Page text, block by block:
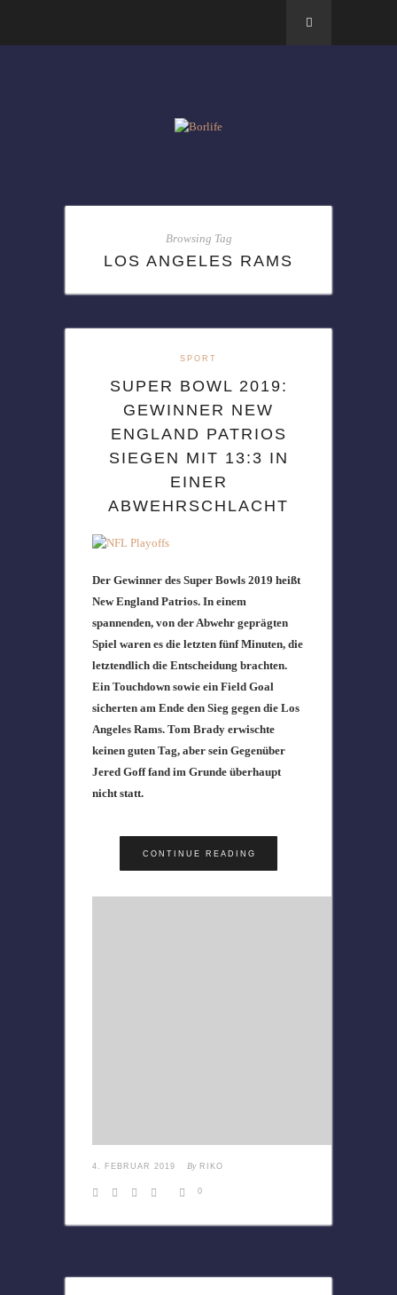
Browsing Tag
LOS ANGELES RAMS
SPORT
SUPER BOWL 2019:
GEWINNER NEW
ENGLAND PATRIOS
SIEGEN MIT 13:3 IN
EINER
ABWEHRSCHLACHT
Der Gewinner des Super Bowls 2019 heißt
New England Patrios. In einem
spannenden, von der Abwehr geprägten
Spiel waren es die letzten fünf Minuten, die
letztendlich die Entscheidung brachten.
Ein Touchdown sowie ein Field Goal
sicherten am Ende den Sieg gegen die Los
Angeles Rams. Tom Brady erwischte
keinen guten Tag, aber sein Gegenüber
Jered Goff fand im Grunde überhaupt
nicht statt.
CONTINUE READING
4. FEBRUAR 2019 By RIKO
0